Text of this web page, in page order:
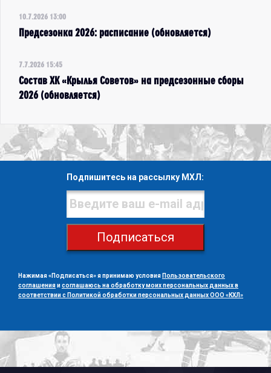
10.7.2026 13:00
Предсезонка 2026: расписание (обновляется)
7.7.2026 15:45
Состав ХК «Крылья Советов» на предсезонные сборы
2026 (обновляется)
Подпишитесь на рассылку МХЛ:
Подписаться
Нажимая «Подписаться» я принимаю условия Пользовательского
соглашенияисоглашаюсь на обработку моих персональных данных в
соответствии с Политикой обработки персональных данных ООО «КХЛ»